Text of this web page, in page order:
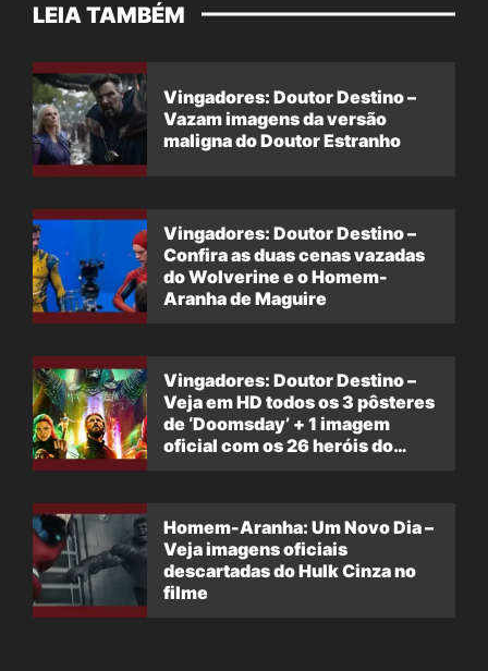
LEIA TAMBÉM
Vingadores: Doutor Destino –
Vazam imagens da versão
maligna do Doutor Estranho
Vingadores: Doutor Destino –
Confira as duas cenas vazadas
do Wolverine e o Homem-
Aranha de Maguire
Vingadores: Doutor Destino –
Veja em HD todos os 3 pôsteres
de ‘Doomsday’ + 1 imagem
oficial com os 26 heróis do
Homem-Aranha: Um Novo Dia –
Veja imagens oficiais
descartadas do Hulk Cinza no
filme